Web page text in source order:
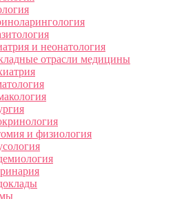
и неонатология
отрасли медицины
и физиология